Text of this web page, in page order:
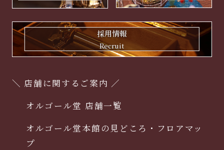
採用情報
Recruit
＼ 店舗に関するご案内 ／
オルゴール堂 店舗一覧
オルゴール堂本館の見どころ・フロアマッ
プ